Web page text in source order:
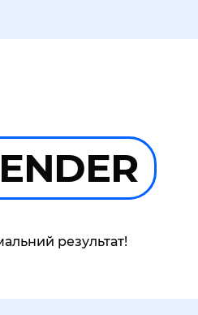
результат!